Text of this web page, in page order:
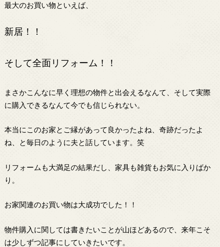
最大のお買い物といえば、
新居！！
そして全面リフォーム！！
まさかこんなに早く理想の物件と出会えるなんて、そして実際
に購入できるなんて今でも信じられない。
本当にこのお家とご縁があって良かったよね、奇跡だったよ
ね、と毎日のように夫と話しています。笑
リフォームも大満足の結果だし、家具も雑貨もお気に入りばか
り。
お家関連のお買い物は大成功でした！！
物件購入に関しては書きたいことが山ほどあるので、来年こそ
は少しずつ記事にしていきたいです。